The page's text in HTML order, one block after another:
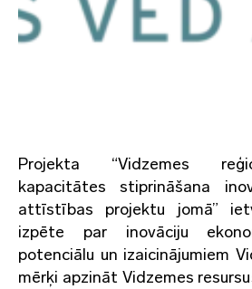
Projekta “Vidzemes
kapacitātes stiprināšana
attīstības projektu jomā”
izpēte par inovāciju
potenciālu un izaicinājumiem
mērķi apzināt Vidzemes